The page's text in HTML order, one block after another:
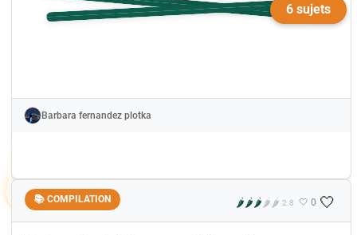
6 sujets
Barbara fernandez plotka
📚 COMPILATION 🌶️🌶️🌶️ 🌶️ 🌶️ 2.8 🤍 0 🤍